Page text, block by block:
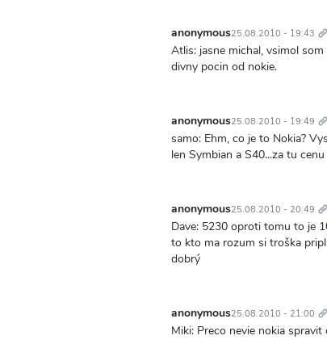
anonymous25.08.2010 - 19:43
Atlis: jasne michal, vsimol
divny pocin od nokie.
anonymous25.08.2010 - 19:49
samo: Ehm, co je to Nokia?
len Symbian a S40...za tu
anonymous25.08.2010 - 20:49
Dave: 5230 oproti tomu to je
to kto ma rozum si troška
dobrý
anonymous25.08.2010 - 21:00
Miki: Preco nevie nokia